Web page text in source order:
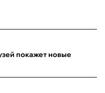
покажет новые